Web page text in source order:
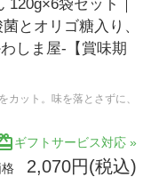
120g×6袋セット｜
とオリゴ糖入り、
しま屋-【賞味期
ット。味を落とさずに、
ギフトサービス対応 »
格 2,070円(税込)